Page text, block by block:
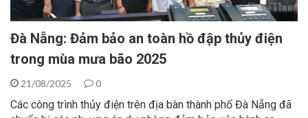
Đà Nẵng: Đảm bảo an toàn hồ đập thủy điện
trong mùa mưa bão 2025
21/08/2025 0
Các công trình thủy điện trên địa bàn thành phố Đà Nẵng đã